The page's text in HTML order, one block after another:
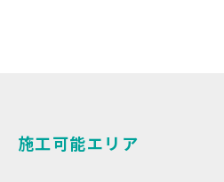
施工可能エリア